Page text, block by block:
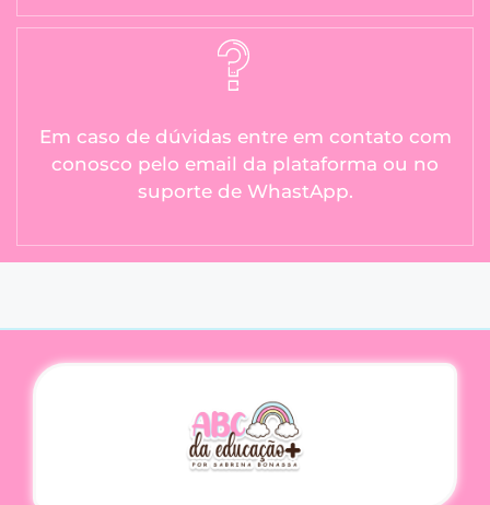
Em caso de dúvidas entre em contato com
conosco pelo email da plataforma ou no
suporte de WhastApp.